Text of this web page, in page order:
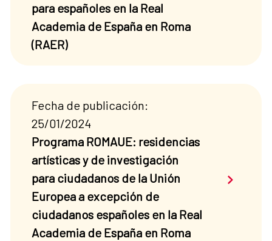
para españoles en la Real
Academia de España en Roma
(RAER)
Fecha de publicación:
25/01/2024
Programa ROMAUE: residencias
artísticas y de investigación
para ciudadanos de la Unión
Europea a excepción de
ciudadanos españoles en la Real
Academia de España en Roma
Saber